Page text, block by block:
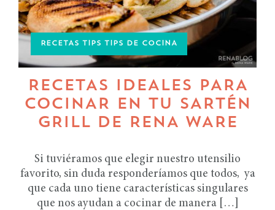
RECETAS TIPS TIPS DE COCINA
RECETAS IDEALES PARA
COCINAR EN TU SARTÉN
GRILL DE RENA WARE
Si tuviéramos que elegir nuestro utensilio
favorito, sin duda responderíamos que todos, ya
que cada uno tiene características singulares
que nos ayudan a cocinar de manera […]